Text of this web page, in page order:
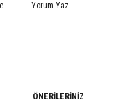
Yorum Yaz
ÖNERILERINIZ